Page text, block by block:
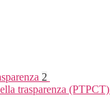
2
trasparenza (PTPCT)